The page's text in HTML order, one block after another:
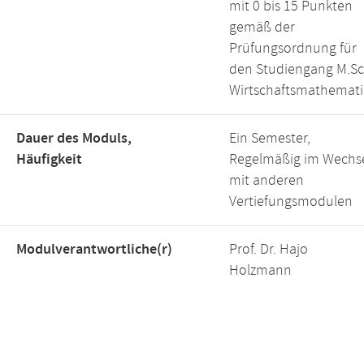
mit 0 bis 15 Punkten
gemäß der
Prüfungsordnung für
den Studiengang
Dauer des Moduls,
Häufigkeit
Ein Semester,
Regelmäßig im
mit anderen
Vertiefungsmodulen
Modulverantwortliche(r)
Prof. Dr. Hajo
Holzmann